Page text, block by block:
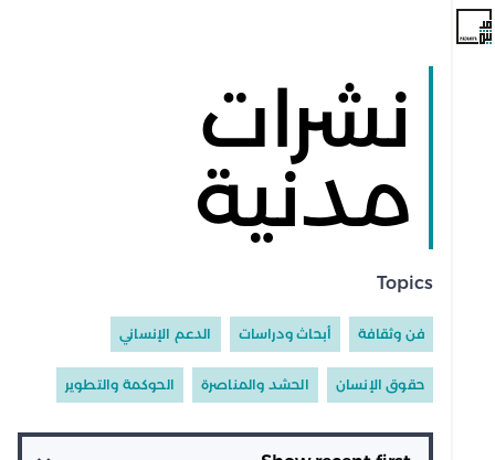
نشرات
مدنية
Topics
فن وثقافة أبحاث ودراسات الدعم الإنساني
حقوق الإنسان الحشد والمناصرة الحوكمة والتطوير